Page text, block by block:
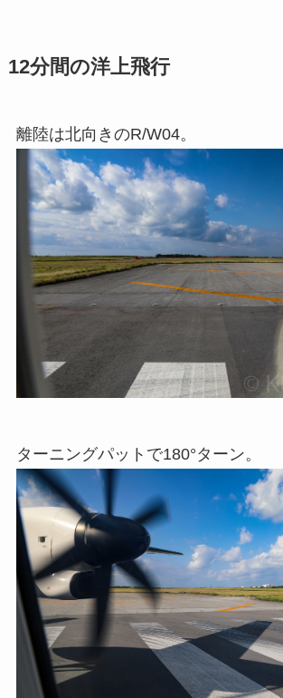
12分間の洋上飛行
離陸は北向きのR/W04。
ターニングパットで180°ターン。